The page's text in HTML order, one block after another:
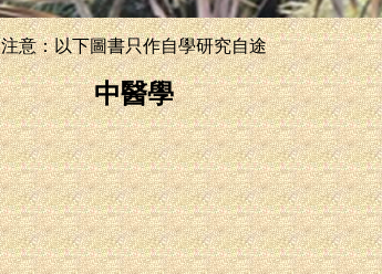
注意：以下圖書只作自學研究自途
中醫學